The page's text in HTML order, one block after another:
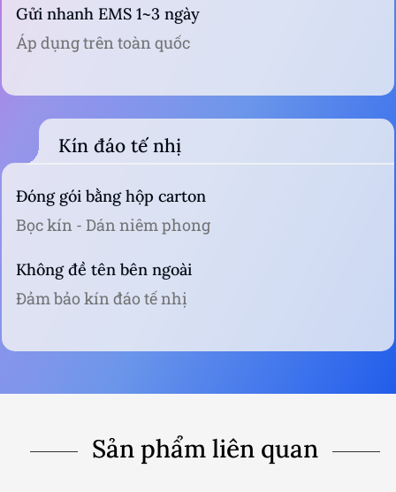
Thanh toán linh hoạt
Xem hàng đồng kiểm trước
Chuyển khoản - Ví điện tử
Banking, Vnpay, Momo, Zalopay, Paypal
Giao hàng hoả tốc
Áp dụng trong nội thành HN & HCM
Gửi nhanh EMS 1~3 ngày